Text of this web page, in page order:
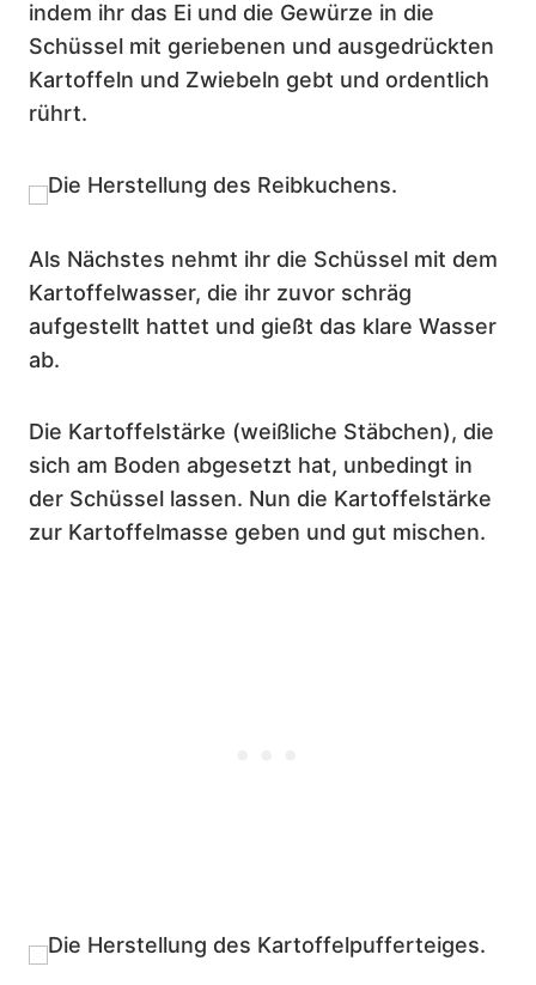
indem ihr das Ei und die Gewürze in die
Schüssel mit geriebenen und ausgedrückten
Kartoffeln und Zwiebeln gebt und ordentlich
rührt.
Als Nächstes nehmt ihr die Schüssel mit dem
Kartoffelwasser, die ihr zuvor schräg
aufgestellt hattet und gießt das klare Wasser
ab.
Die Kartoffelstärke (weißliche Stäbchen), die
sich am Boden abgesetzt hat, unbedingt in
der Schüssel lassen. Nun die Kartoffelstärke
zur Kartoffelmasse geben und gut mischen.